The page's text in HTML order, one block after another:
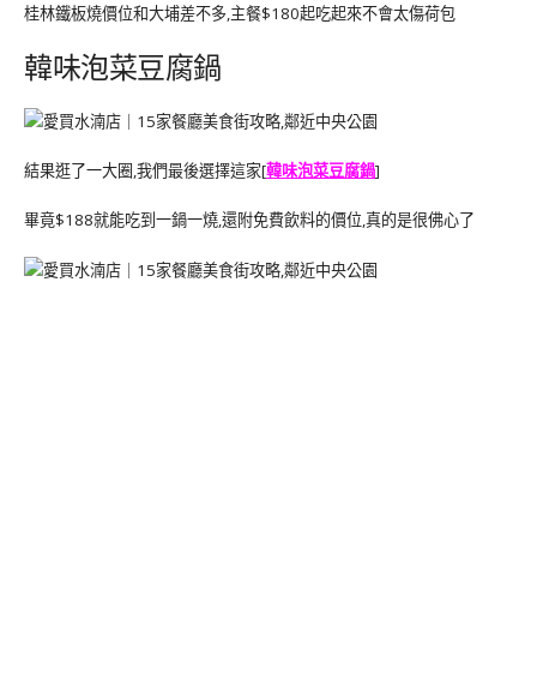
桂林鐵板燒價位和大埔差不多,主餐$180起吃起來不會太傷荷包
韓味泡菜豆腐鍋
結果逛了一大圈,我們最後選擇這家[韓味泡菜豆腐鍋]
畢竟$188就能吃到一鍋一燒,還附免費飲料的價位,真的是很佛心了